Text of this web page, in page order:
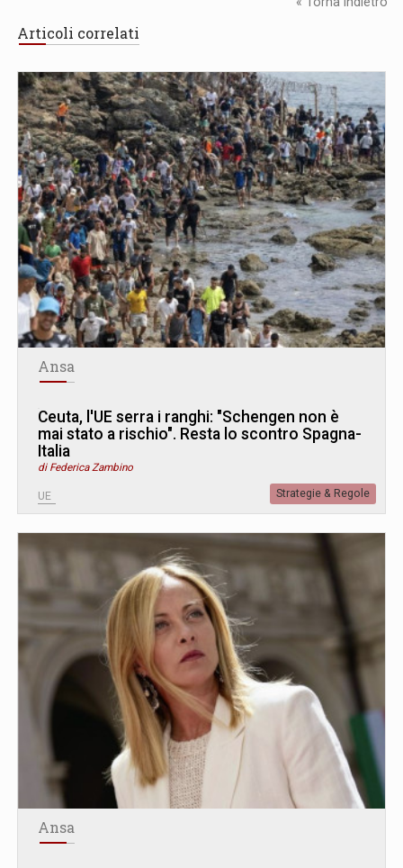
Articoli correlati
Ansa
Ceuta, l'UE serra i ranghi: "Schengen non è
mai stato a rischio". Resta lo scontro Spagna-
Italia
di Federica Zambino
UE Strategie & Regole
Ansa